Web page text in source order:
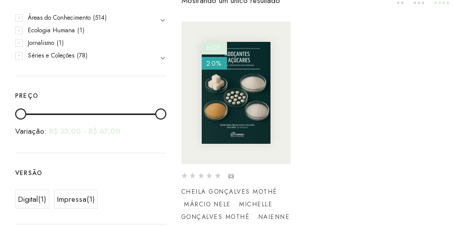
Áreas do Conhecimento (514)
Ecologia Humana (1)
Jornalismo (1)
Séries e Coleções (78)
PREÇO
Variação: R$ 33,00 - R$ 67,00
VERSÃO
Digital(1) Impressa(1)
HOT
20%
(0)
CHEILA GONÇALVES MOTHÉ
MÁRCIO NELE
MICHELLE
GONÇALVES MOTHÉ
NAIENNE